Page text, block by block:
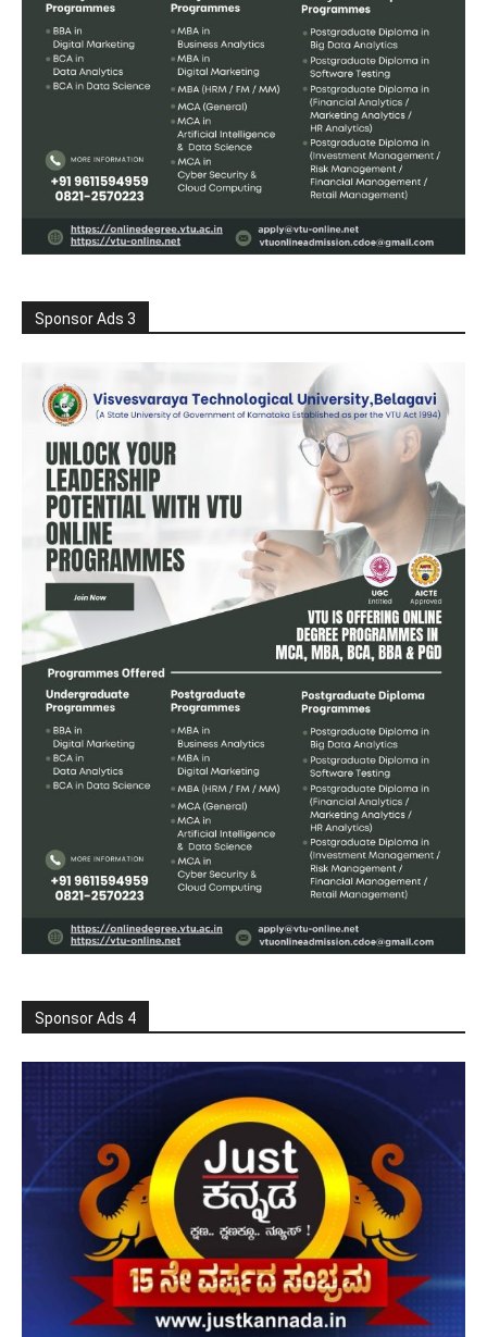
Sponsor Ads 3
Sponsor Ads 4